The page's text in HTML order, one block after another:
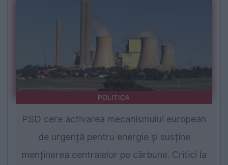
POLITICA
PSD cere activarea mecanismului european
de urgență pentru energie și susține
menținerea centralelor pe cărbune. Critici la